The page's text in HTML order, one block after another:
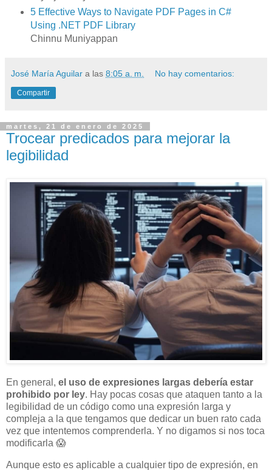
5 Effective Ways to Navigate PDF Pages in C#
Using .NET PDF Library
Chinnu Muniyappan
José María Aguilar a las 8:05 a. m. No hay comentarios:
Compartir
martes, 21 de enero de 2025
Trocear predicados para mejorar la
legibilidad
En general, el uso de expresiones largas debería estar
prohibido por ley. Hay pocas cosas que ataquen tanto a la
legibilidad de un código como una expresión larga y
compleja a la que tengamos que dedicar un buen rato cada
vez que intentemos comprenderla. Y no digamos si nos toca
modificarla 😱
Aunque esto es aplicable a cualquier tipo de expresión, en